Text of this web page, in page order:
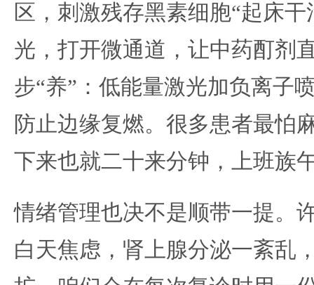
区，刺激残存黑素细胞“起床
光，打开微通道，让中药酊剂
步“养”：低能量激光加负离子
防止边缘复燃。很多患者最怕
下来也就二十来分钟，上班族
情绪管理也决不是顺带一提。
白天焦虑，肾上腺分泌一紊乱